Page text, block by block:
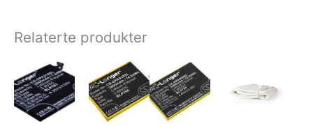
Relaterte produkter